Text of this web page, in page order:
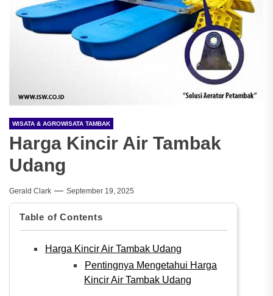
WISATA & AGROWISATA TAMBAK
Harga Kincir Air Tambak
Udang
Gerald Clark September 19, 2025
Table of Contents
Harga Kincir Air Tambak Udang
Pentingnya Mengetahui Harga
Kincir Air Tambak Udang